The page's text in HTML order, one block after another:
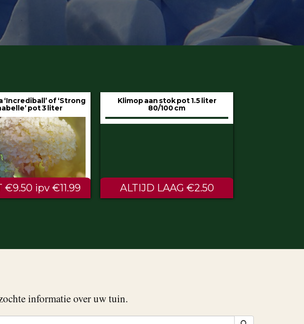
aan stok pot 1.5 liter
80/100 cm
LAAG €2.50
Hedera helix ‘Hibernica’ pot 9 cm
€0.60
informatie over uw tuin.